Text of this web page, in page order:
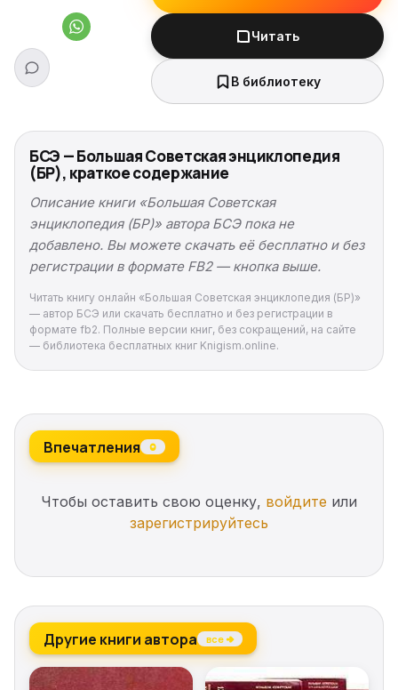
Читать
В библиотеку
БСЭ — Большая Советская энциклопедия
(БР), краткое содержание
Описание книги «Большая Советская
энциклопедия (БР)» автора БСЭ пока не
добавлено. Вы можете скачать её бесплатно и без
регистрации в формате FB2 — кнопка выше.
Читать книгу онлайн «Большая Советская энциклопедия (БР)»
— автор БСЭ или скачать бесплатно и без регистрации в
формате fb2. Полные версии книг, без сокращений, на сайте
— библиотека бесплатных книг Knigism.online.
Впечатления 0
Чтобы оставить свою оценку, войдите или
зарегистрируйтесь
Другие книги автора все →